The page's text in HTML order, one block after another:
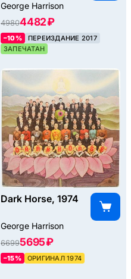
George Harrison
49804482 ₽
–10%
ПЕРЕИЗДАНИЕ 2017
ЗАПЕЧАТАН
Dark Horse, 1974
George Harrison
66995695 ₽
–15% ОРИГИНАЛ 1974